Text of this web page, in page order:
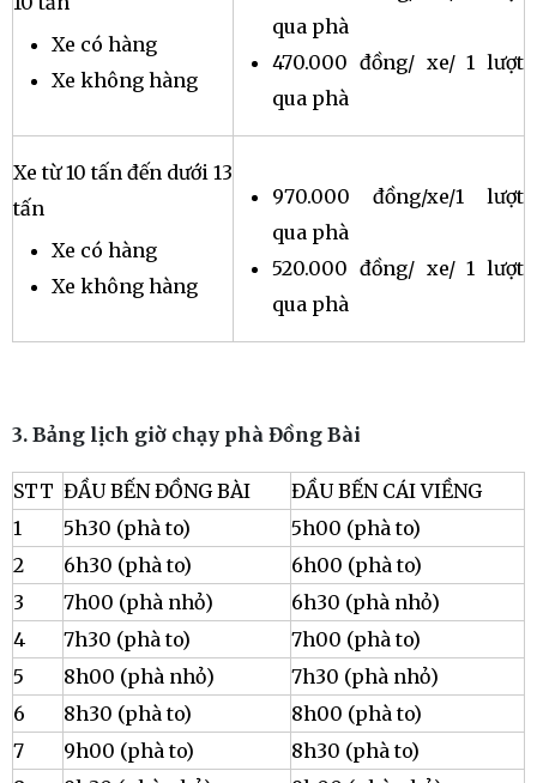
Xe có hàng
Xe không hàng
qua phà
470.000 đồng/ xe/ 1 lượt
qua phà
Xe từ 10 tấn đến dưới 13
tấn
Xe có hàng
Xe không hàng
970.000 đồng/xe/1 lượt
qua phà
520.000 đồng/ xe/ 1 lượt
qua phà
3. Bảng lịch giờ chạy phà Đồng Bài
STT ĐẦU BẾN ĐỒNG BÀI
ĐẦU BẾN CÁI VIỀNG
1
5h30 (phà to)
5h00 (phà to)
2
6h30 (phà to)
6h00 (phà to)
3
7h00 (phà nhỏ)
6h30 (phà nhỏ)
4
7h30 (phà to)
7h00 (phà to)
5
8h00 (phà nhỏ)
7h30 (phà nhỏ)
6
8h30 (phà to)
8h00 (phà to)
7
9h00 (phà to)
8h30 (phà to)